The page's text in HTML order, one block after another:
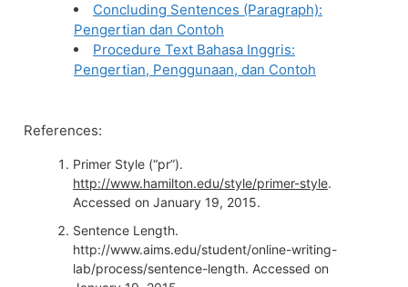
Concluding Sentences (Paragraph):
Pengertian dan Contoh
Procedure Text Bahasa Inggris:
Pengertian, Penggunaan, dan Contoh
References:
Primer Style (“pr”).
http://www.hamilton.edu/style/primer-style.
Accessed on January 19, 2015.
Sentence Length.
http://www.aims.edu/student/online-writing-
lab/process/sentence-length. Accessed on